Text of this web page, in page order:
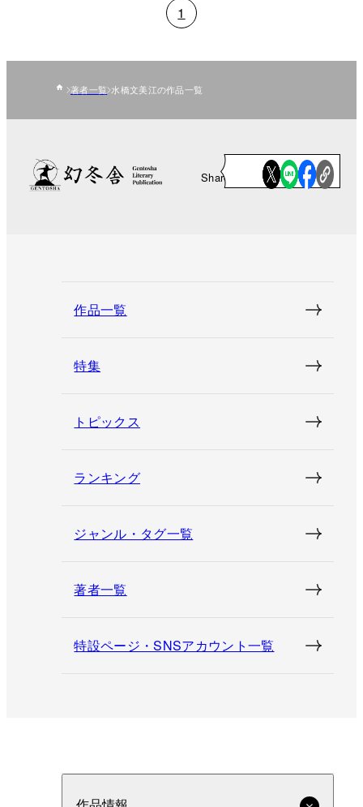
1
著者一覧 水橋文美江の作品一覧
Share
作品一覧
特集
トピックス
ランキング
ジャンル・タグ一覧
著者一覧
特設ページ・SNSアカウント一覧